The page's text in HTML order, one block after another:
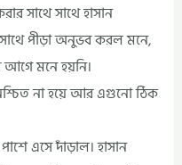
সাথে সাথে হাসান
পীড়া অনুভব করল মনে,
আগে মনে হয়নি।
না হয়ে আর এগুনো ঠিক
এসে দাঁড়াল। হাসান